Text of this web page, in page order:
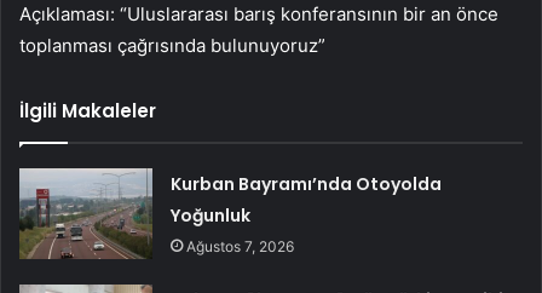
Açıklaması: “Uluslararası barış konferansının bir an önce
toplanması çağrısında bulunuyoruz”
İlgili Makaleler
Kurban Bayramı’nda Otoyolda
Yoğunluk
Ağustos 7, 2026